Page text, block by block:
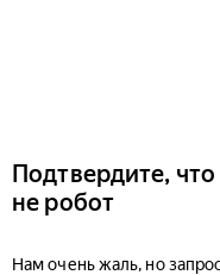
Подтвердите,
не робот
Нам очень жаль, но